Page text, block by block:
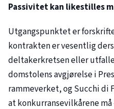
Passivitet kan likestilles
Utgangspunktet er
kontrakten er vesentlig
deltakerkretsen eller
domstolens avgjørelse i
rammeverket, og Succhi di
at konkurransevilkårene